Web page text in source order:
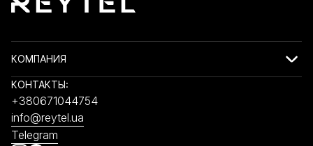
КОМПАНИЯ
КОНТАКТЫ:
+380671044754
info@reytel.ua
Telegram